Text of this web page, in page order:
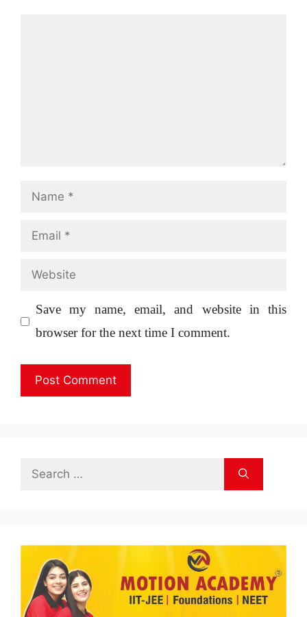
Name
Email
Website
Save my name, email, and website in this
browser for the next time I comment.
Search